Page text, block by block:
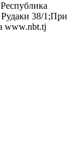
38/1;При
www.nbt.tj